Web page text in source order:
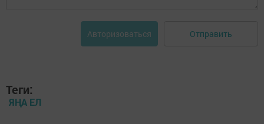
Авторизоваться Отправить
Теги:
ЯҢА ЕЛ